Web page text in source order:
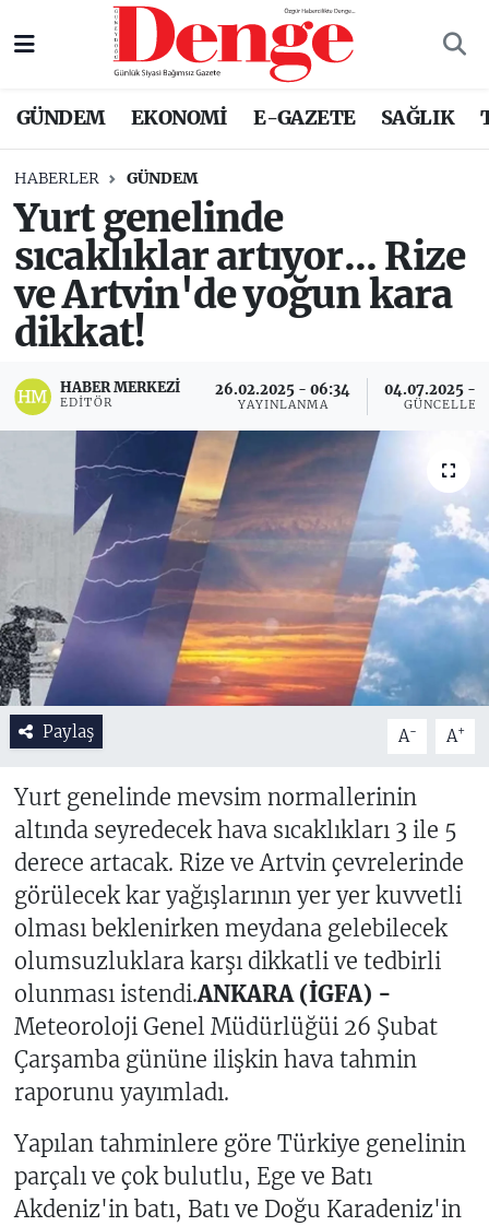
GÜNDEM EKONOMİ E-GAZETE SAĞLIK
HABERLER GÜNDEM
Yurt genelinde
sıcaklıklar artıyor... Rize
ve Artvin'de yoğun kara
dikkat!
HABER MERKEZI
EDITÖR
26.02.2025 - 06:34
YAYINLANMA
04.07.2025 -
Paylaş A- A+
Yurt genelinde mevsim normallerinin
altında seyredecek hava sıcaklıkları 3 ile 5
derece artacak. Rize ve Artvin çevrelerinde
görülecek kar yağışlarının yer yer kuvvetli
olması beklenirken meydana gelebilecek
olumsuzluklara karşı dikkatli ve tedbirli
olunması istendi.ANKARA (İGFA) -
Meteoroloji Genel Müdürlüğüi 26 Şubat
Çarşamba gününe ilişkin hava tahmin
raporunu yayımladı.
Yapılan tahminlere göre Türkiye genelinin
parçalı ve çok bulutlu, Ege ve Batı
Akdeniz'in batı, Batı ve Doğu Karadeniz'in
Nöbetçi Eczaneler
Trafik Durumu
Süper Lig Puan Durumu ve Fikstür
Tüm Manşetler